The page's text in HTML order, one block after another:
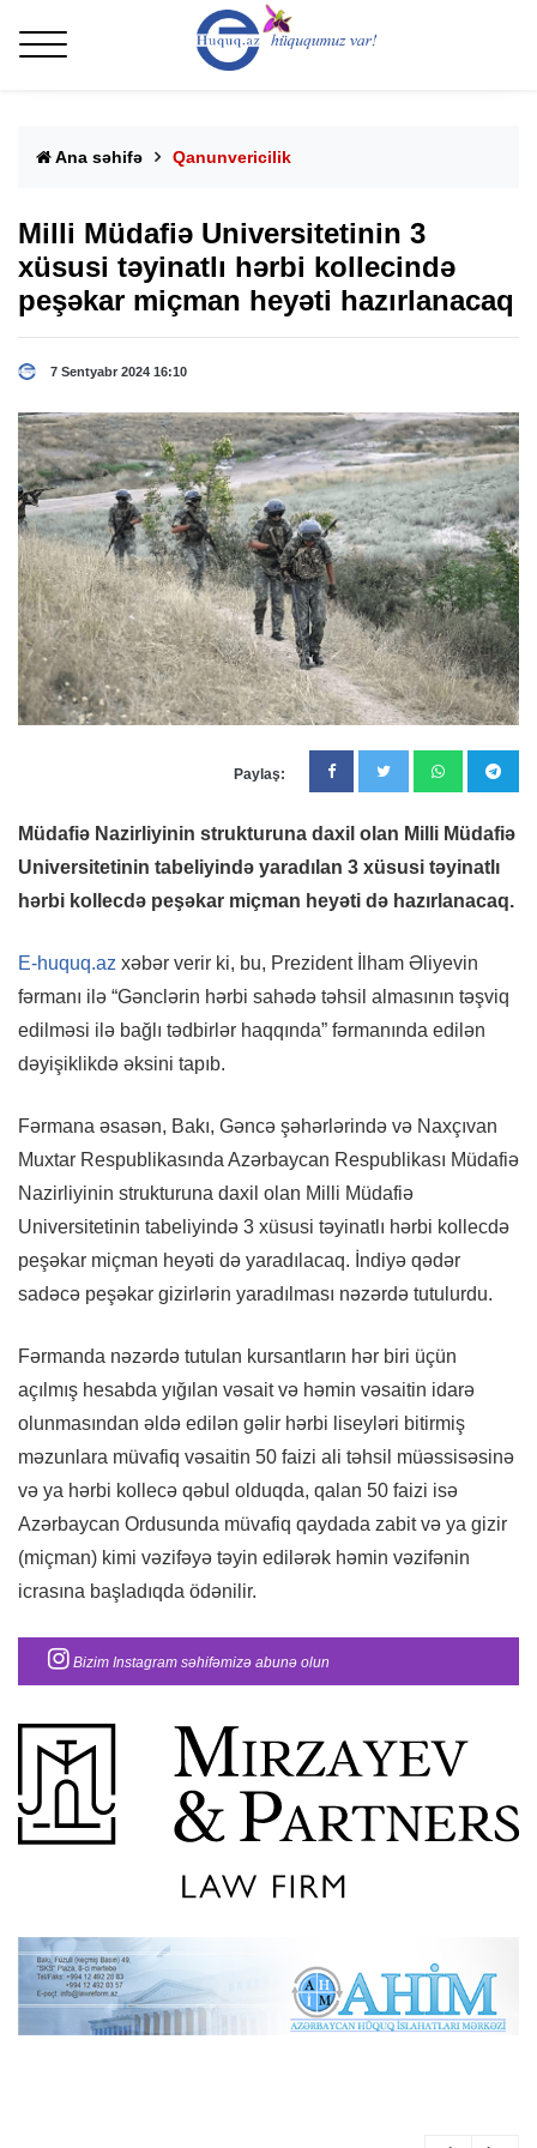
Ana səhifə Qanunvericilik
Milli Müdafiə Universitetinin 3
xüsusi təyinatlı hərbi kollecində
peşəkar miçman heyəti hazırlanacaq
7 Sentyabr 2024 16:10
Paylaş:
Müdafiə Nazirliyinin strukturuna daxil olan Milli Müdafiə
Universitetinin tabeliyində yaradılan 3 xüsusi təyinatlı
hərbi kollecdə peşəkar miçman heyəti də hazırlanacaq.
E-huquq.az xəbər verir ki, bu, Prezident İlham Əliyevin
fərmanı ilə “Gənclərin hərbi sahədə təhsil almasının təşviq
edilməsi ilə bağlı tədbirlər haqqında” fərmanında edilən
dəyişiklikdə əksini tapıb.
Fərmana əsasən, Bakı, Gəncə şəhərlərində və Naxçıvan
Muxtar Respublikasında Azərbaycan Respublikası Müdafiə
Nazirliyinin strukturuna daxil olan Milli Müdafiə
Universitetinin tabeliyində 3 xüsusi təyinatlı hərbi kollecdə
peşəkar miçman heyəti də yaradılacaq. İndiyə qədər
sadəcə peşəkar gizirlərin yaradılması nəzərdə tutulurdu.
Fərmanda nəzərdə tutulan kursantların hər biri üçün
açılmış hesabda yığılan vəsait və həmin vəsaitin idarə
olunmasından əldə edilən gəlir hərbi liseyləri bitirmiş
məzunlara müvafiq vəsaitin 50 faizi ali təhsil müəssisəsinə
və ya hərbi kollecə qəbul olduqda, qalan 50 faizi isə
Azərbaycan Ordusunda müvafiq qaydada zabit və ya gizir
(miçman) kimi vəzifəyə təyin edilərək həmin vəzifənin
icrasına başladıqda ödənilir.
Bizim Instagram səhifəmizə abunə olun